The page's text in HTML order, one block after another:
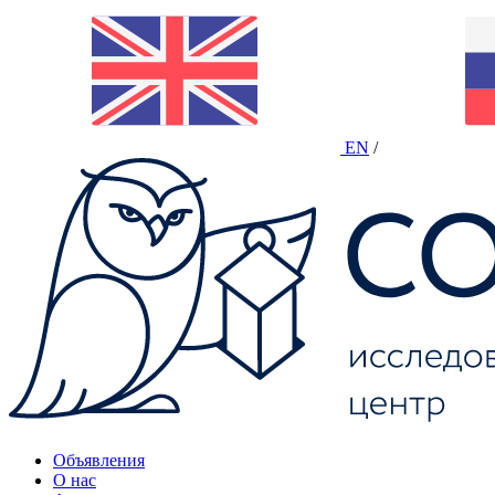
EN /
Объявления
О нас